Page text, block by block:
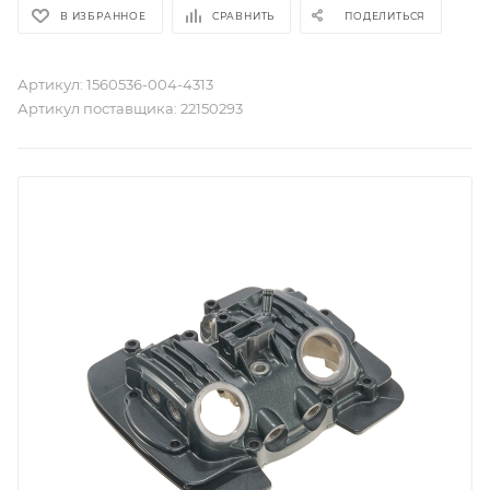
В ИЗБРАННОЕ СРАВНИТЬ ПОДЕЛИТЬСЯ
Артикул: 1560536-004-4313
Артикул поставщика: 22150293